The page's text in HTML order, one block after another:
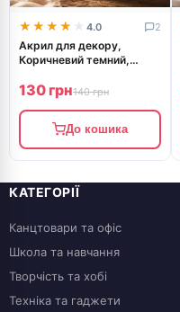
★★★★★
★★★★★ 4.0 2
Акрил для декору,
Коричневий темний,
TALENT
130 грн140 грн
До кошика
КАТЕГОРІЇ
Канцтовари та офіс
Школа та навчання
Творчість та хобі
Техніка та гаджети